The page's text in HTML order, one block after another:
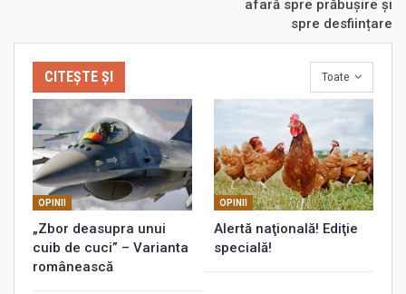
afară spre prăbușire și
spre desființare
Toate
CITEȘTE ȘI
OPINII
„Zbor deasupra unui
cuib de cuci” – Varianta
românească
OPINII
Alertă naţională! Ediţie
specială!